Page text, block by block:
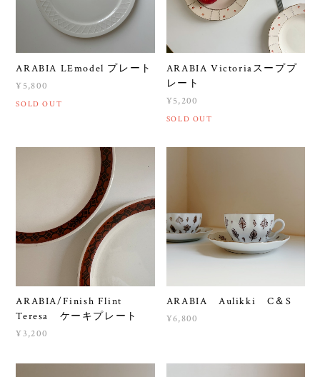
ARABIA LEmodel プレート
¥5,800
SOLD OUT
ARABIA Victoriaスーププ
レート
¥5,200
SOLD OUT
ARABIA/Finish Flint
Teresa ケーキプレート
¥3,200
ARABIA Aulikki C＆S
¥6,800